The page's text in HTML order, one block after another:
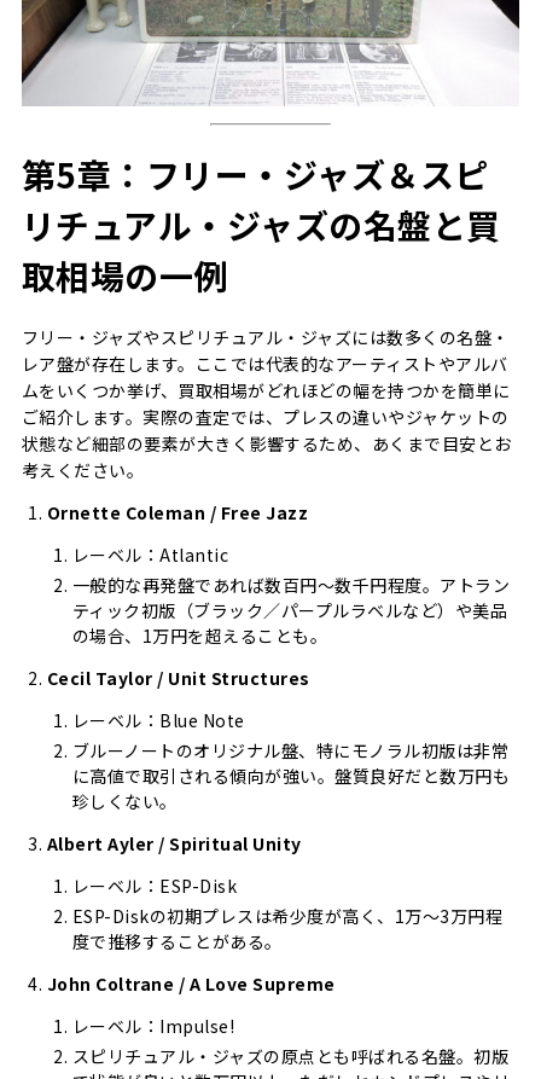
第5章：フリー・ジャズ＆スピ
リチュアル・ジャズの名盤と買
取相場の一例
フリー・ジャズやスピリチュアル・ジャズには数多くの名盤・
レア盤が存在します。ここでは代表的なアーティストやアルバ
ムをいくつか挙げ、買取相場がどれほどの幅を持つかを簡単に
ご紹介します。実際の査定では、プレスの違いやジャケットの
状態など細部の要素が大きく影響するため、あくまで目安とお
考えください。
Ornette Coleman / Free Jazz
レーベル：Atlantic
一般的な再発盤であれば数百円～数千円程度。アトラン
ティック初版（ブラック／パープルラベルなど）や美品
の場合、1万円を超えることも。
Cecil Taylor / Unit Structures
レーベル：Blue Note
ブルーノートのオリジナル盤、特にモノラル初版は非常
に高値で取引される傾向が強い。盤質良好だと数万円も
珍しくない。
Albert Ayler / Spiritual Unity
レーベル：ESP-Disk
ESP-Diskの初期プレスは希少度が高く、1万～3万円程
度で推移することがある。
John Coltrane / A Love Supreme
レーベル：Impulse!
スピリチュアル・ジャズの原点とも呼ばれる名盤。初版